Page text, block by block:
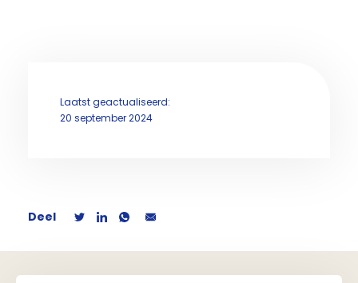
Laatst geactualiseerd:
20 september 2024
Deel